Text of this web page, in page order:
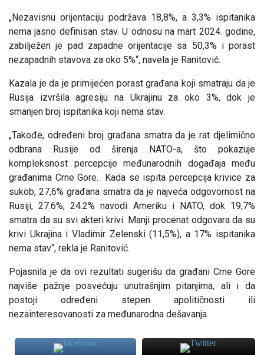
„Nezavisnu orijentaciju podržava 18,8%, a 3,3% ispitanika
nema jasno definisan stav. U odnosu na mart 2024. godine,
zabilježen je pad zapadne orijentacije sa 50,3% i porast
nezapadnih stavova za oko 5%“, navela je Ranitović.
Kazala je da je primijećen porast građana koji smatraju da je
Rusija izvršila agresiju na Ukrajinu za oko 3%, dok je
smanjen broj ispitanika koji nema stav.
„Takođe, određeni broj građana smatra da je rat djelimično
odbrana Rusije od širenja NATO-a, što pokazuje
kompleksnost percepcije međunarodnih događaja među
građanima Crne Gore. Kada se ispita percepcija krivice za
sukob, 27,6% građana smatra da je najveća odgovornost na
Rusiji, 27.6%, 24.2% navodi Ameriku i NATO, dok 19,7%
smatra da su svi akteri krivi. Manji procenat odgovara da su
krivi Ukrajina i Vladimir Zelenski (11,5%), a 17% ispitanika
nema stav“, rekla je Ranitović.
Pojasnila je da ovi rezultati sugerišu da građani Crne Gore
najviše pažnje posvećuju unutrašnjim pitanjima, ali i da
postoji određeni stepen apolitičnosti ili
nezainteresovanosti za međunarodna dešavanja.